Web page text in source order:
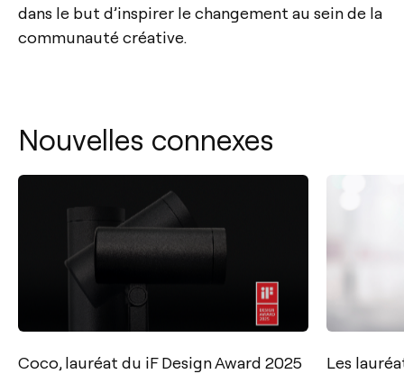
dans le but d’inspirer le changement au sein de la
communauté créative.
Nouvelles connexes
Coco, lauréat du iF Design Award 2025
Les